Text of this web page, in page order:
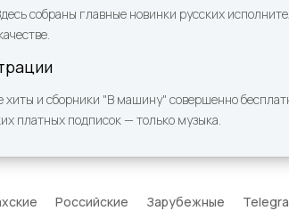
собраны главные новинки русских
и сборники "В машину" совершенно
платных подписок — только музыка.
Российские Зарубежные